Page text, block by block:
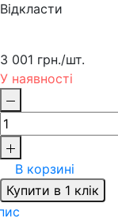
Відкласти
3 001 грн./шт.
У наявності
В корзині
Купити в 1 клік